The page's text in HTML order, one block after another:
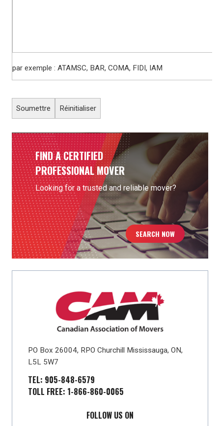
par exemple : ATAMSC, BAR, COMA, FIDI, IAM
FIND A CERTIFIED
PROFESSIONAL MOVER
Looking for a trusted and reliable mover?
SEARCH NOW
PO Box 26004, RPO Churchill Mississauga, ON,
L5L 5W7
TEL: 905-848-6579
TOLL FREE: 1-866-860-0065
FOLLOW US ON